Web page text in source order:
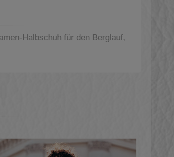
Halbschuh für den Berglauf,